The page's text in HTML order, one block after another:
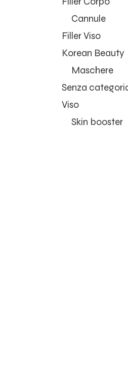
Cannule
Filler Viso
Korean Beauty
Maschere
Senza
Viso
Skin booster